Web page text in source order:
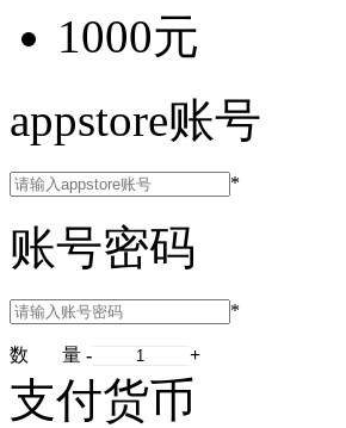
1000元
appstore账号
*
账号密码
*
数 量 - +
支付货币